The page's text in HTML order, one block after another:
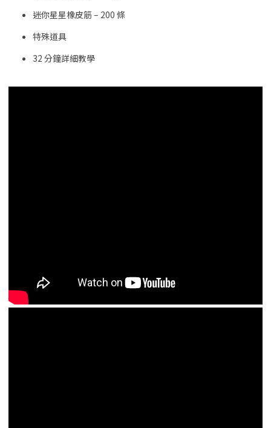
迷你星星橡皮筋 – 200 條
特殊道具
32 分鐘詳細教學